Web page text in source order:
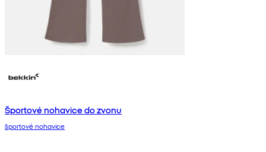
Športové nohavice do zvonu
športové nohavice